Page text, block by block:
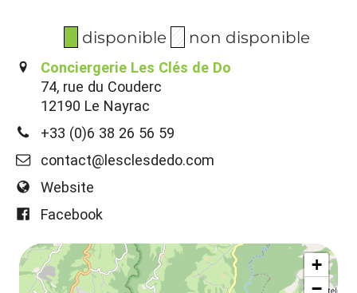
disponible non disponible
Conciergerie Les Clés de Do
74, rue du Couderc
12190 Le Nayrac
+33 (0)6 38 26 56 59
contact@lesclesdedo.com
Website
Facebook
+
−